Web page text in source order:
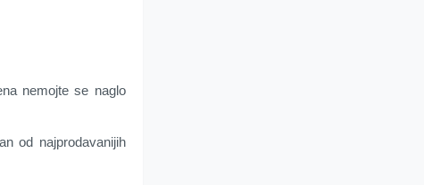
nemojte se naglo
od najprodavanijih